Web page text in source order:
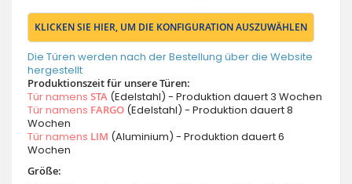
KLICKEN SIE HIER, UM DIE KONFIGURATION AUSZUWÄHLEN
Die Türen werden nach der Bestellung über die Website
hergestellt
Produktionszeit für unsere Türen:
Tür namens STA (Edelstahl) - Produktion dauert 3 Wochen
Tür namens FARGO (Edelstahl) - Produktion dauert 8
Wochen
Tür namens LIM (Aluminium) - Produktion dauert 6
Wochen
Größe: